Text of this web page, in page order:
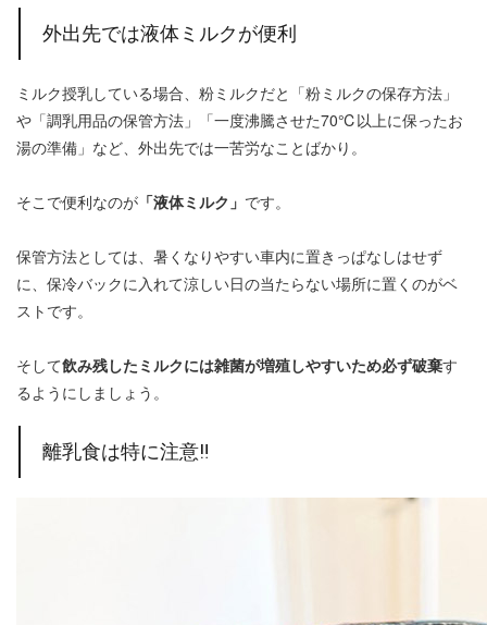
外出先では液体ミルクが便利
ミルク授乳している場合、粉ミルクだと「粉ミルクの保存方法」
や「調乳用品の保管方法」「一度沸騰させた70℃以上に保ったお
湯の準備」など、外出先では一苦労なことばかり。
そこで便利なのが 「液体ミルク」 です。
保管方法としては、暑くなりやすい車内に置きっぱなしはせず
に、保冷バックに入れて涼しい日の当たらない場所に置くのがベ
ストです。
そして飲み残したミルクには雑菌が増殖しやすいため必ず破棄す
るようにしましょう。
離乳食は特に注意‼︎